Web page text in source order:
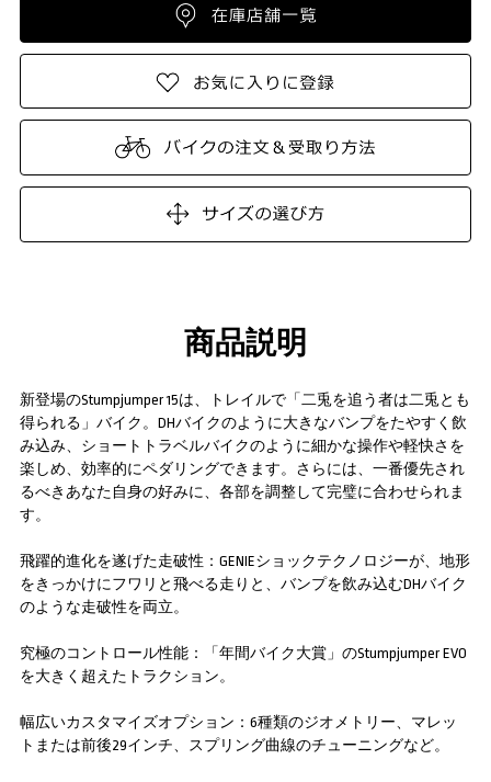
商品説明
新登場のStumpjumper 15は、トレイルで「二兎を追う者は二兎とも
得られる」バイク。DHバイクのように大きなバンプをたやすく飲
み込み、ショートトラベルバイクのように細かな操作や軽快さを
楽しめ、効率的にペダリングできます。さらには、一番優先され
るべきあなた自身の好みに、各部を調整して完璧に合わせられま
す。
飛躍的進化を遂げた走破性：GENIEショックテクノロジーが、地形
をきっかけにフワリと飛べる走りと、バンプを飲み込むDHバイク
のような走破性を両立。
究極のコントロール性能：「年間バイク大賞」のStumpjumper EVO
を大きく超えたトラクション。
幅広いカスタマイズオプション：6種類のジオメトリー、マレッ
トまたは前後29インチ、スプリング曲線のチューニングなど。